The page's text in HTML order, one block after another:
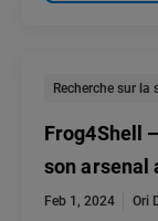
Recherche sur la
Frog4Shell
son arsenal
Feb 1, 2024
Ori